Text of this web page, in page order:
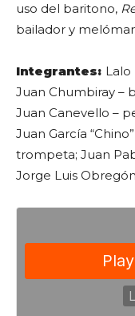
uso del baritono,
bailador y
Integrantes: Lalo
Juan Chumbiray –
Juan Canevello –
Juan García
trompeta; Juan
Jorge Luis